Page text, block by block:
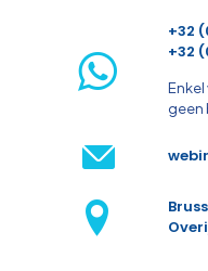
+32
+32
geen